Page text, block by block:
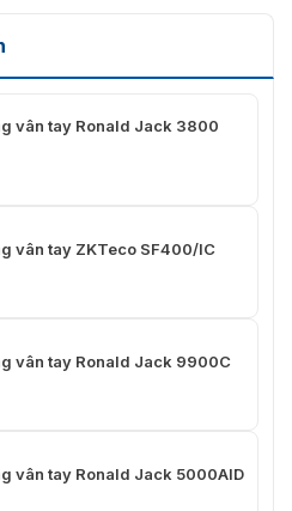
vân tay Ronald Jack 3800
vân tay ZKTeco SF400/IC
vân tay Ronald Jack 9900C
vân tay Ronald Jack 5000AID